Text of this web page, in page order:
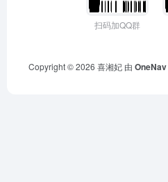
扫码加QQ群
Copyright © 2026 喜湘妃 由 OneNav